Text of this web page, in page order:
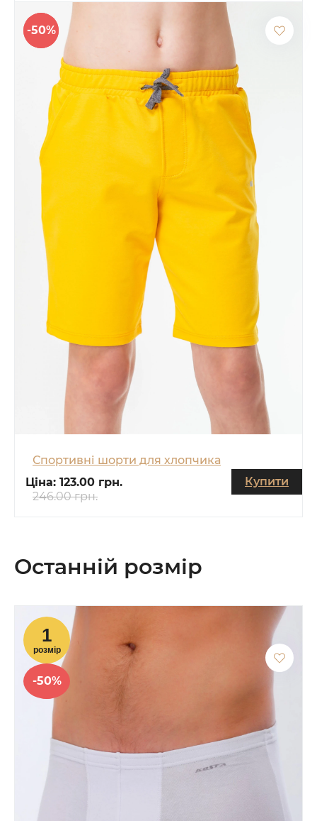
-50%
Спортивні шорти для хлопчика
Ціна: 123.00 грн.
246.00 грн.
Купити
Останній розмір
-50%